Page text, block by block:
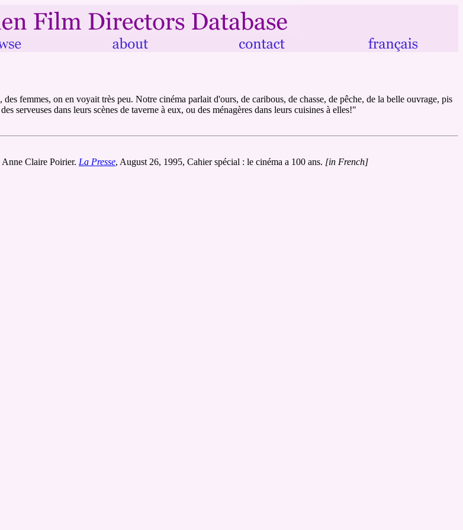
femmes, on en voyait très peu. Notre cinéma parlait d'ours, de caribous, de chasse, de pêche, de la belle ouvrage, pis
serveuses dans leurs scènes de taverne à eux, ou des ménagères dans leurs cuisines à elles!"
Claire Poirier. La Presse, August 26, 1995, Cahier spécial : le cinéma a 100 ans. [in French]